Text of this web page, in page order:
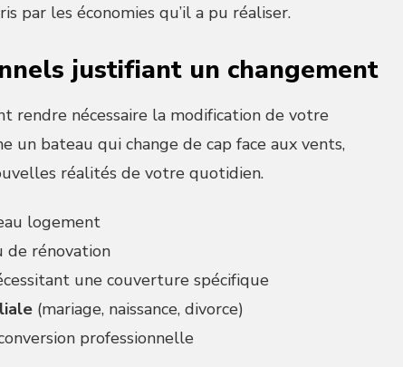
par les économies qu’il a pu réaliser.
justifiant un changement
rendre nécessaire la modification de votre
un bateau qui change de cap face aux vents,
réalités de votre quotidien.
logement
de rénovation
une couverture spécifique
(mariage, naissance, divorce)
professionnelle